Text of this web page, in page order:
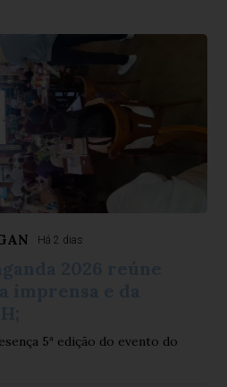
Há 2 dias
5ª edição do evento do